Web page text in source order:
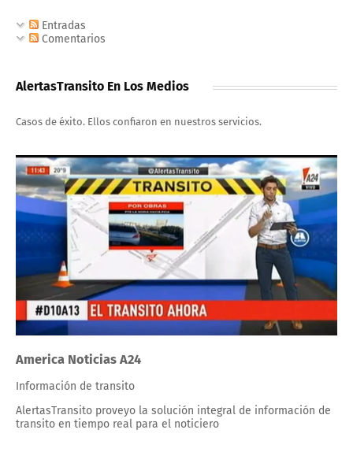
Entradas
Comentarios
AlertasTransito En Los Medios
Casos de éxito. Ellos confiaron en nuestros servicios.
America Noticias A24
Información de transito
AlertasTransito proveyo la solución integral de información de
transito en tiempo real para el noticiero